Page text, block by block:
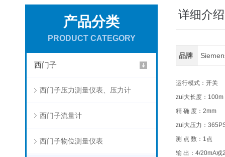
产品分类
PRODUCT CATEGORY
西门子
西门子压力测量仪表、压力计
西门子流量计
西门子物位测量仪表
详细介绍
品牌
运行模式：开关
zui大长度：100m
精 确 度：2mm
zui大压力：
测 点 数：1点
输 出：4/20mA或